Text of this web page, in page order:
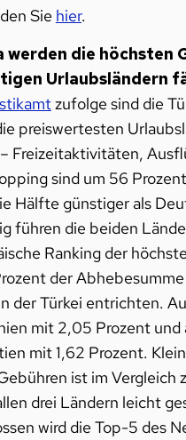
Sie hier.
werden die höchsten
Urlaubsländern
zufolge sind die
preiswertesten
Freizeitaktivitäten,
sind um 56
Hälfte günstiger als
führen die beiden
Ranking der
der
der Türkei entrichten.
mit 2,05 Prozent und
mit 1,62 Prozent.
ist im Vergleich
drei Ländern leicht
wird die Top-5 des